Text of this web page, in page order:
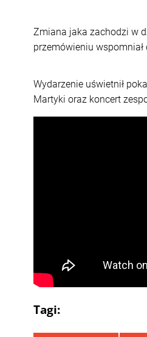
Zmiana jaka zachodzi w
przemówieniu
Wydarzenie uświetnił
Martyki oraz koncert
Tagi: